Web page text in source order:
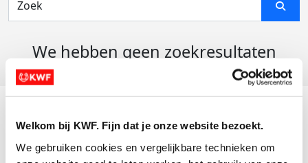
Welkom bij KWF. Fijn dat je onze website bezoekt.
We gebruiken cookies en vergelijkbare technieken om
We hebben geen zoekresultaten
Actiematerialen
Evenementen